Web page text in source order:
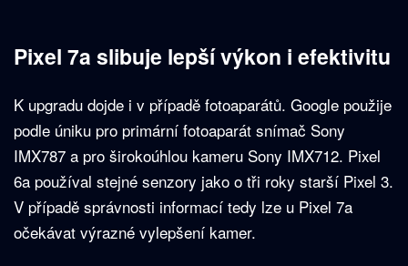
Pixel 7a slibuje lepší výkon i efektivitu
K upgradu dojde i v případě fotoaparátů. Google použije
podle úniku pro primární fotoaparát snímač Sony
IMX787 a pro širokoúhlou kameru Sony IMX712. Pixel
6a používal stejné senzory jako o tři roky starší Pixel 3.
V případě správnosti informací tedy lze u Pixel 7a
očekávat výrazné vylepšení kamer.